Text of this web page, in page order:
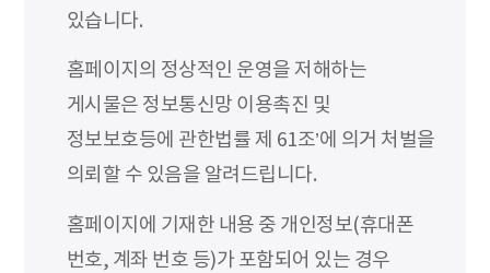
있습니다.
홈페이지의 정상적인 운영을 저해하는
게시물은 정보통신망 이용촉진 및
정보보호등에 관한법률 제 61조’에 의거 처벌을
의뢰할 수 있음을 알려드립니다.
홈페이지에 기재한 내용 중 개인정보(휴대폰
번호, 계좌 번호 등)가 포함되어 있는 경우